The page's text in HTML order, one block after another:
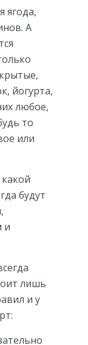
ягода,
А
йогурта,
любое,
то
или
будут
и
лишь
и у